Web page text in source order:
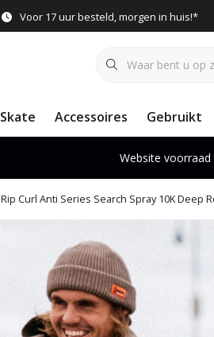
Voor 17 uur besteld, morgen in huis!*
Skate Accessoires Gebruikt
Website
Rip Curl Anti Series Search Spray 10K Deep